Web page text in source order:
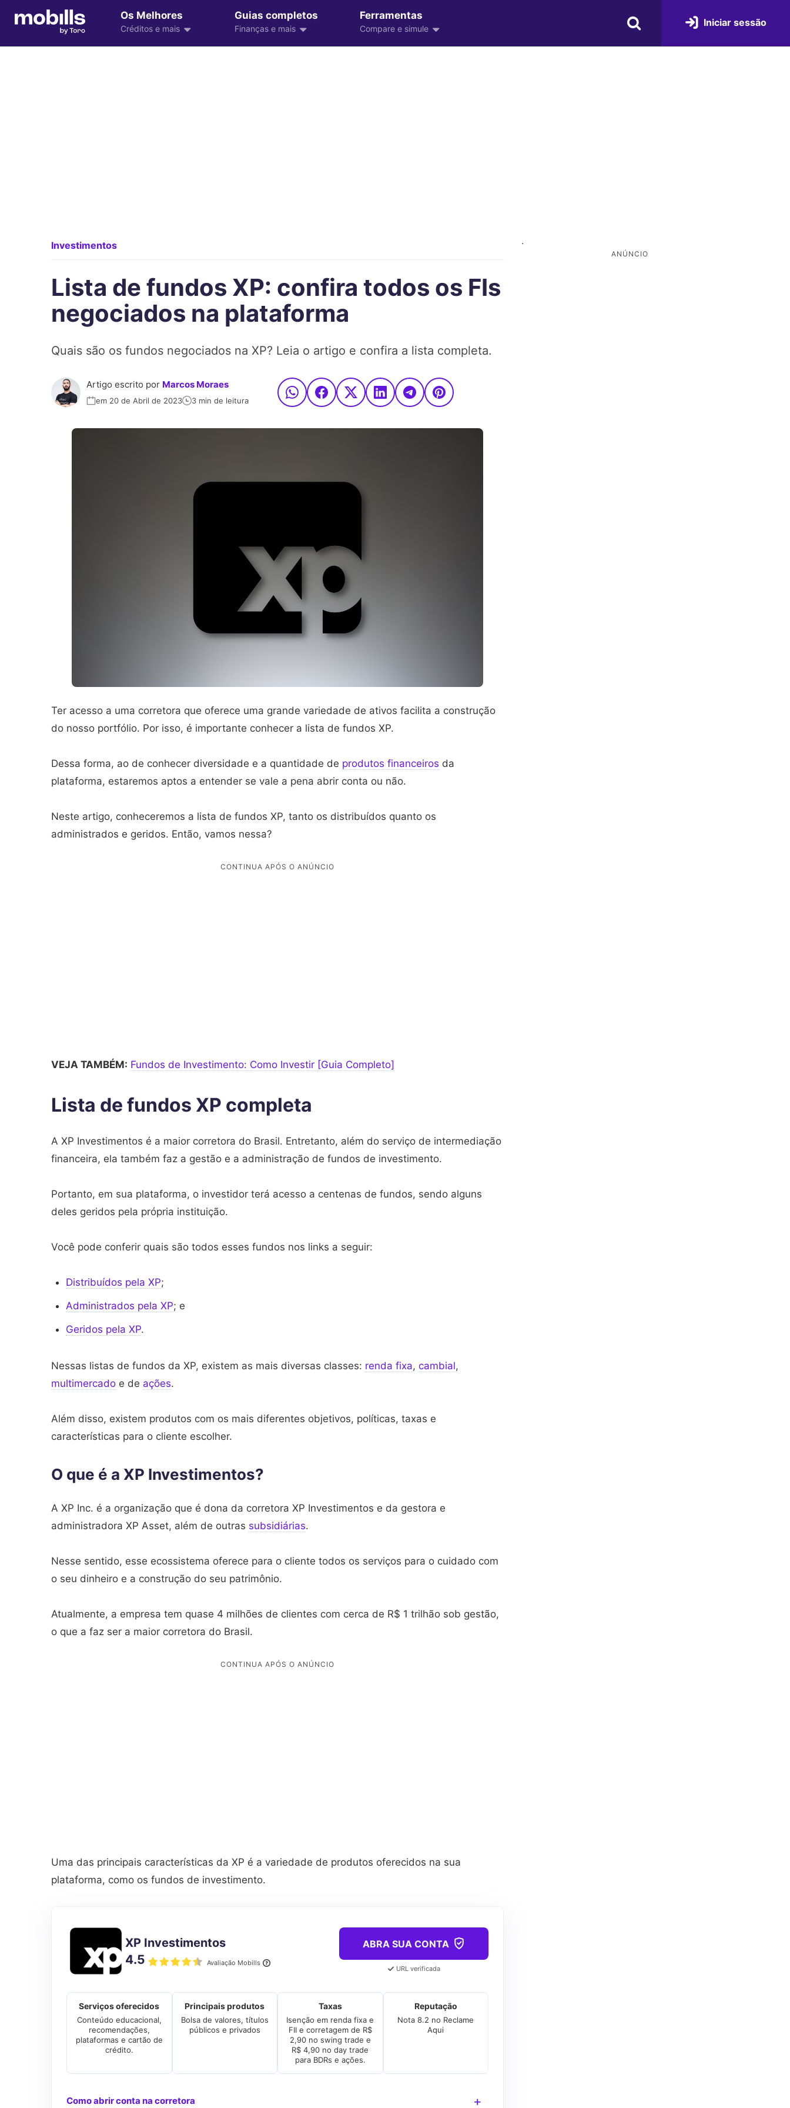
Os Melhores
Créditos e mais
Guias completos
Finanças e mais
Ferramentas
Compare e simule
Iniciar sessão
Investimentos
Lista de fundos XP: confira todos os FIs
negociados na plataforma
Quais são os fundos negociados na XP? Leia o artigo e confira a lista completa.
Artigo escrito por Marcos Moraes
em 20 de Abril de 2023 3 min de leitura
Ter acesso a uma corretora que oferece uma grande variedade de ativos facilita a construção
do nosso portfólio. Por isso, é importante conhecer a lista de fundos XP.
Dessa forma, ao de conhecer diversidade e a quantidade de produtos financeiros da
plataforma, estaremos aptos a entender se vale a pena abrir conta ou não.
Neste artigo, conheceremos a lista de fundos XP, tanto os distribuídos quanto os
administrados e geridos. Então, vamos nessa?
VEJA TAMBÉM: Fundos de Investimento: Como Investir [Guia Completo]
Lista de fundos XP completa
A XP Investimentos é a maior corretora do Brasil. Entretanto, além do serviço de intermediação
financeira, ela também faz a gestão e a administração de fundos de investimento.
Portanto, em sua plataforma, o investidor terá acesso a centenas de fundos, sendo alguns
deles geridos pela própria instituição.
Você pode conferir quais são todos esses fundos nos links a seguir:
Distribuídos pela XP;
Administrados pela XP; e
Geridos pela XP.
Nessas listas de fundos da XP, existem as mais diversas classes: renda fixa, cambial,
multimercado e de ações.
Além disso, existem produtos com os mais diferentes objetivos, políticas, taxas e
características para o cliente escolher.
O que é a XP Investimentos?
A XP Inc. é a organização que é dona da corretora XP Investimentos e da gestora e
administradora XP Asset, além de outras subsidiárias.
Nesse sentido, esse ecossistema oferece para o cliente todos os serviços para o cuidado com
o seu dinheiro e a construção do seu patrimônio.
Atualmente, a empresa tem quase 4 milhões de clientes com cerca de R$ 1 trilhão sob gestão,
o que a faz ser a maior corretora do Brasil.
Uma das principais características da XP é a variedade de produtos oferecidos na sua
plataforma, como os fundos de investimento.
XP Investimentos
4.5 Avaliação Mobills
ABRA SUA CONTA
URL verificada
Serviços oferecidos
Conteúdo educacional,
recomendações,
plataformas e cartão de
crédito.
Principais produtos
Bolsa de valores, títulos
públicos e privados
Taxas
Isenção em renda fixa e
FII e corretagem de R$
2,90 no swing trade e
R$ 4,90 no day trade
para BDRs e ações.
Reputação
Nota 8.2 no Reclame
Aqui
Como abrir conta na corretora
.